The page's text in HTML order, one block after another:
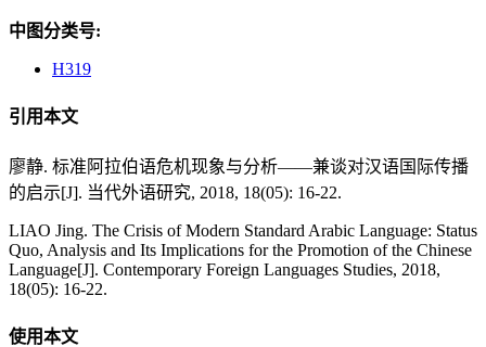
中图分类号:
H319
引用本文
廖静. 标准阿拉伯语危机现象与分析——兼谈对汉语国际传播
的启示[J]. 当代外语研究, 2018, 18(05): 16-22.
LIAO Jing. The Crisis of Modern Standard Arabic Language: Status
Quo, Analysis and Its Implications for the Promotion of the Chinese
Language[J]. Contemporary Foreign Languages Studies, 2018,
18(05): 16-22.
使用本文